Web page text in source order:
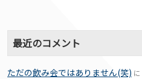
最近のコメント
ただの飲み会ではありません(笑) に